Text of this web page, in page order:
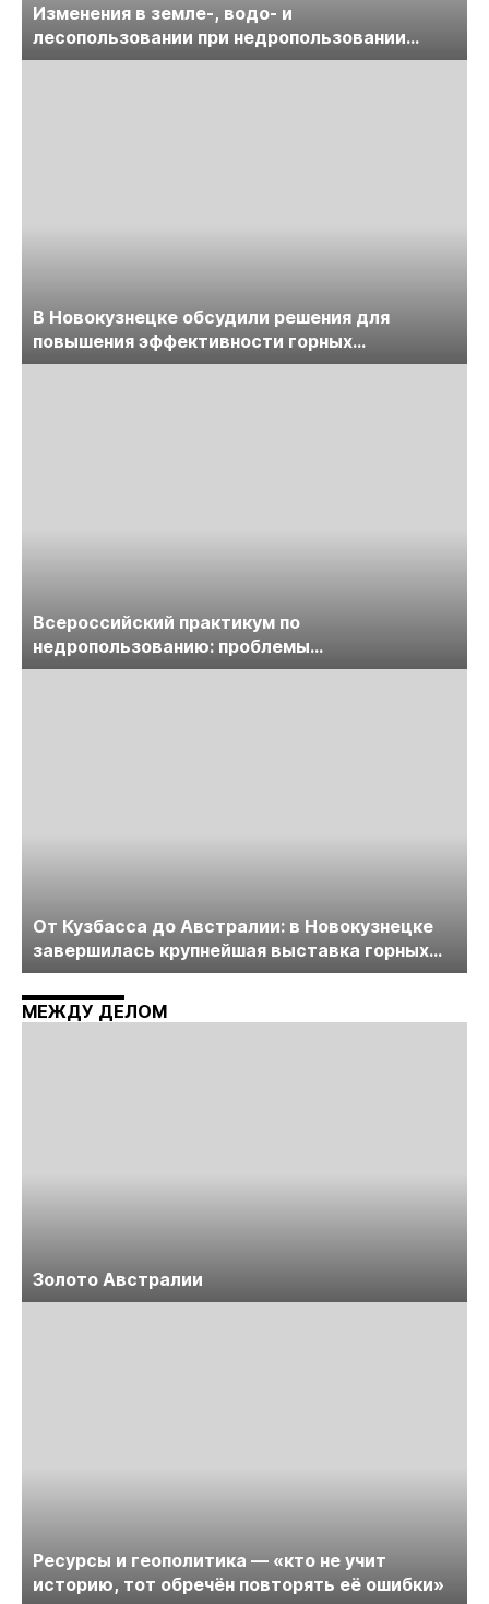
Изменения в земле-, водо- и
лесопользовании при недропользовании
обсудят на семинаре «ПравоТЭК»
В Новокузнецке обсудили решения для
повышения эффективности горных
предприятий
Всероссийский практикум по
недропользованию: проблемы
лицензирования, цифровизации, экспертизы
От Кузбасса до Австралии: в Новокузнецке
завершилась крупнейшая выставка горных
технологий «Недра России. Уголь России и
Майнинг»
МЕЖДУ ДЕЛОМ
Золото Австралии
Ресурсы и геополитика — «кто не учит
историю, тот обречён повторять её ошибки»